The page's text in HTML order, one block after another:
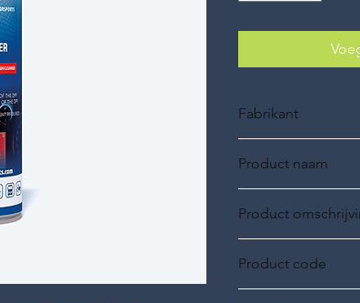
Fabrikant
Product naam
Product
Product code